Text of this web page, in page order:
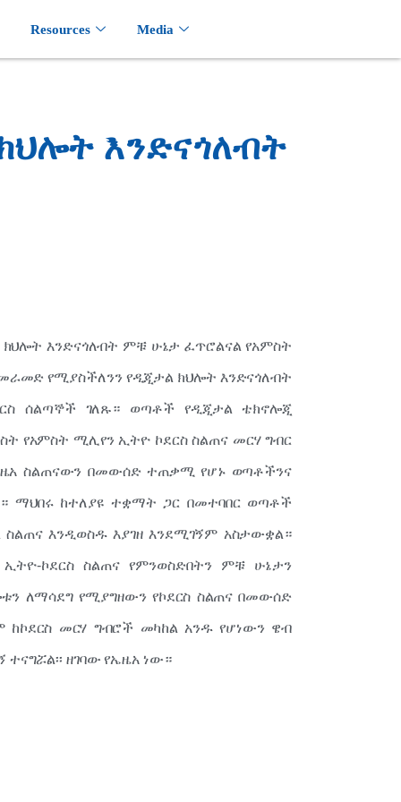
Resources Media
እንድናጎለብት
እንድናጎለብት ምቹ ሁኔታ ፈጥሮልናል የአምስት
የሚያስችለንን የዲጂታል ክህሎት እንድናጎለብት
ሰልጣኞች ገለጹ። ወጣቶች የዲጂታል ቴክኖሎጂ
የአምስት ሚሊየን ኢትዮ ኮደርስ ስልጠና መርሃ ግብር
ስልጠናውን በመውሰድ ተጠቃሚ የሆኑ ወጣቶችንና
ማህበሩ ከተለያዩ ተቋማት ጋር በመተባበር ወጣቶች
እንዲወስዱ እያገዘ እንደሚገኝም አስታውቋል።
ኮደርስ ስልጠና የምንወስድበትን ምቹ ሁኔታን
ለማሳደግ የሚያግዘውን የኮደርስ ስልጠና በመውሰድ
ከኮደርስ መርሃ ግብሮች መካከል አንዱ የሆነውን ዌብ
ዘገባው የኤዜአ ነው።